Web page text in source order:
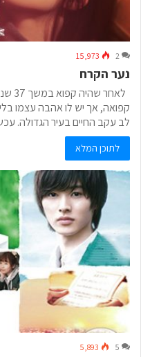
2
15,973
נער הקרח
קפואה, אך יש לו אהבה עצמו
לב עקב החיים בעיר הגדולה.
לתוכן המלא
5
5,893